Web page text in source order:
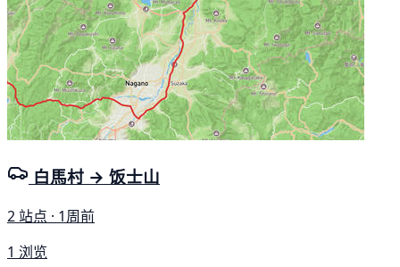
白馬村 → 饭士山
2 站点 · 1周前
1 浏览